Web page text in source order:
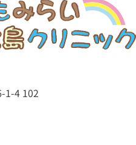
1-4 102